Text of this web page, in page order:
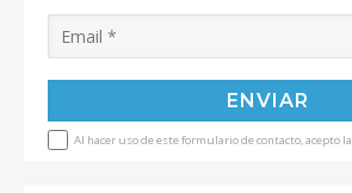
Al hacer uso de este formulario de contacto, acepto la